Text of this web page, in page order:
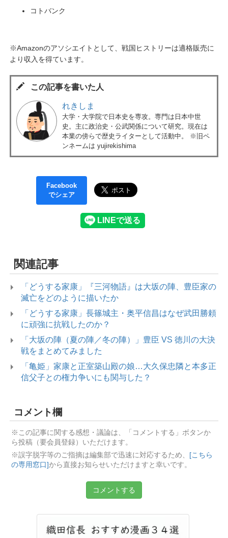
コトバンク
※Amazonのアソシエイトとして、戦国ヒストリーは適格販売に
より収入を得ています。
この記事を書いた人
れきしま
大学・大学院で日本史を専攻。専門は日本中世
史。主に政治史・公武関係について研究。現在は
本業の傍らで歴史ライターとして活動中。 ※旧ペ
ンネームは yujirekishima
Facebook
でシェア
関連記事
「どうする家康」『三河物語』は大坂の陣、豊臣家の
滅亡をどのように描いたか
「どうする家康」長篠城主・奥平信昌はなぜ武田勝頼
に頑強に抗戦したのか？
「大坂の陣（夏の陣／冬の陣）」豊臣 VS 徳川の大決
戦をまとめてみました
「亀姫」家康と正室築山殿の娘…大久保忠隣と本多正
信父子との権力争いにも関与した？
コメント欄
※この記事に関する感想・議論は、「コメントする」ボタンか
ら投稿（要会員登録）いただけます。
※誤字脱字等のご指摘は編集部で迅速に対応するため、
[こちら
の専用窓口]から直接お知らせいただけますと幸いです。
コメントする